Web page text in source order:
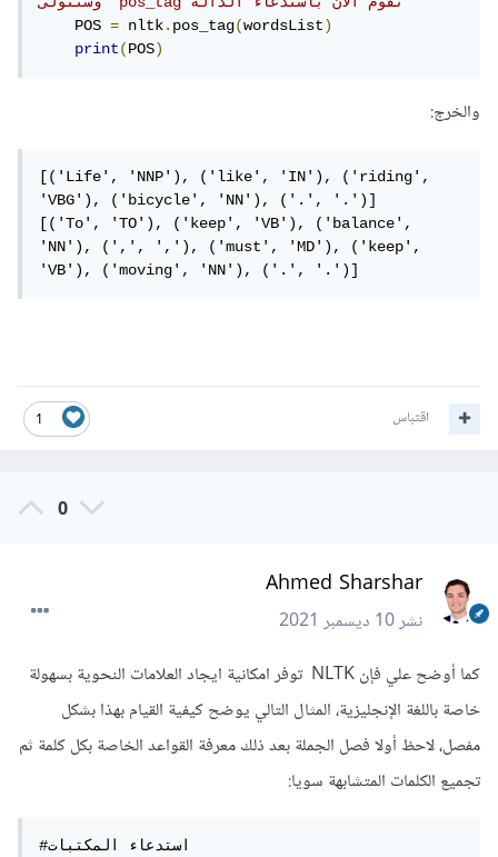
    POS
= nltk.pos_tag(wordsList)
print(POS)
والخرج:
[('Life', 'NNP'), ('like', 'IN'), ('riding',
'VBG'), ('bicycle', 'NN'), ('.', '.')]
[('To', 'TO'), ('keep', 'VB'), ('balance',
'NN'), (',', ','), ('must', 'MD'), ('keep',
'VB'), ('moving', 'NN'), ('.', '.')]
1 اقتباس
0
Ahmed Sharshar
نشر10 ديسمبر 2021
كما أوضح علي فإن NLTK توفر امكانية ايجاد العلامات النحوية بسهولة
خاصة باللغة الإنجليزية، المثال التالي يوضح كيفية القيام بهذا بشكل
مفصل، لاحظ أولا فصل الجملة بعد ذلك معرفة القواعد الخاصة بكل كلمة ثم
تجميع الكلمات المتشابهة سويا:
#استدعاء المكتبات